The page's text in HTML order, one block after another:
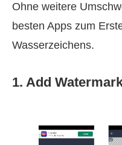
Ohne weitere
besten Apps zum
Wasserzeichens.
1. Add